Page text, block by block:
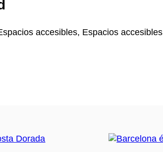
accesibles, Espacios accesibles